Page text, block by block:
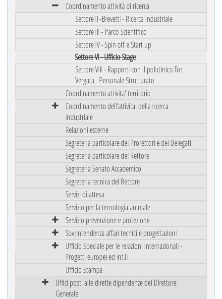
Coordinamento attività di ricerca
Settore II -Brevetti - Ricerca Industriale
Settore III - Parco Scientifico
Settore IV - Spin off e Start up
Settore VI - Ufficio Stage
Settore VIII - Rapporti con il policlinico Tor
Vergata - Personale Strutturato
Coordinamento attivita' territorio
Coordinamento dell'attivita' della ricerca
Industriale
Relazioni esterne
Segreteria particolare dei Prorettori e dei Delegati
Segreteria particolare del Rettore
Segreteria Senato Accademico
Segreteria tecnica del Rettore
Servizi di attesa
Servizio per la tecnologia animale
Servizio prevenzione e protezione
Sovrintendenza affari tecnici e progettazioni
Ufficio Speciale per le relazioni internazionali -
Progetti europei ed int.li
Ufficio Stampa
Uffici posti alle dirette dipendenze del Direttore
Generale